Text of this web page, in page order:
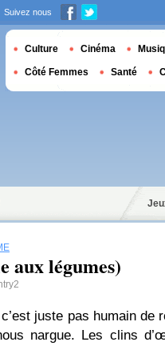
aux légumes)
juste pas humain de
nargue. Les clins
Suivez nous
Culture Cinéma
Côté Femmes Santé